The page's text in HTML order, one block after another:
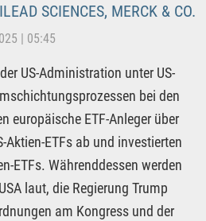
SCIENCES, MERCK & CO.
| 05:45
US-Administration unter US-
bei den
europäische ETF-Anleger über
Aktien-ETFs ab und investierten
ETFs. Währenddessen werden
laut, die Regierung Trump
am Kongress und der